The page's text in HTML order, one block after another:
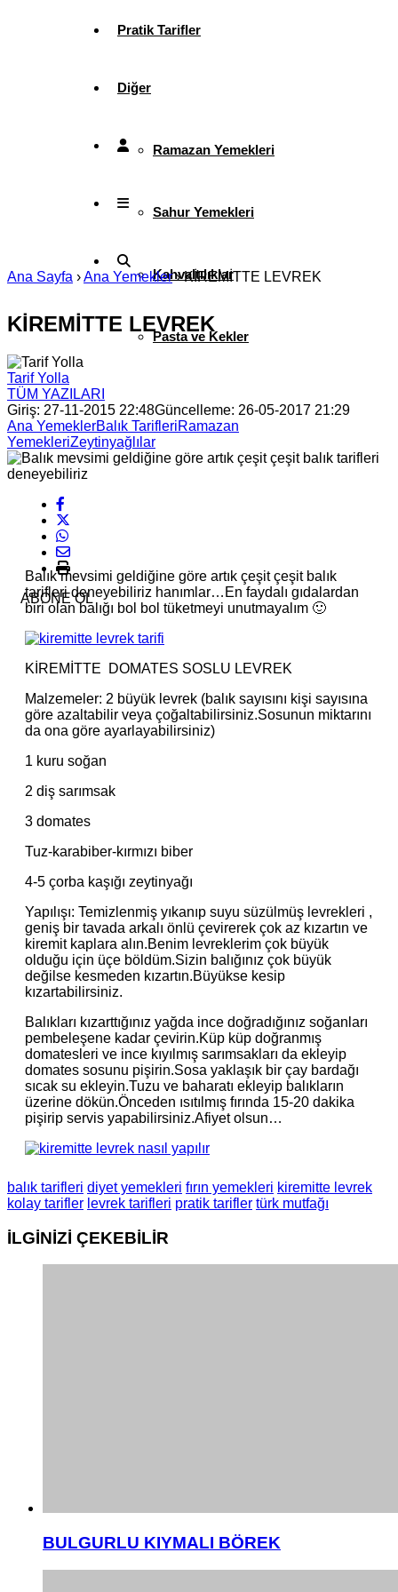
Pratik Tarifler
Diğer
Ramazan Yemekleri
Sahur Yemekleri
Kahvaltılıklar
Pasta ve Kekler
Ana Sayfa ›Ana Yemekler›KİREMİTTE LEVREK
KİREMİTTE LEVREK
Tarif Yolla
TÜM YAZILARI
Giriş: 27-11-2015 22:48Güncelleme: 26-05-2017 21:29
Ana YemeklerBalık TarifleriRamazan
YemekleriZeytinyağlılar
ABONE OL
Balık mevsimi geldiğine göre artık çeşit çeşit balık
tarifleri deneyebiliriz hanımlar…En faydalı gıdalardan
biri olan balığı bol bol tüketmeyi unutmayalım 🙂
KİREMİTTE DOMATES SOSLU LEVREK
Malzemeler: 2 büyük levrek (balık sayısını kişi sayısına
göre azaltabilir veya çoğaltabilirsiniz.Sosunun miktarını
da ona göre ayarlayabilirsiniz)
1 kuru soğan
2 diş sarımsak
3 domates
Tuz-karabiber-kırmızı biber
4-5 çorba kaşığı zeytinyağı
Yapılışı: Temizlenmiş yıkanıp suyu süzülmüş levrekleri ,
geniş bir tavada arkalı önlü çevirerek çok az kızartın ve
kiremit kaplara alın.Benim levreklerim çok büyük
olduğu için üçe böldüm.Sizin balığınız çok büyük
değilse kesmeden kızartın.Büyükse kesip
kızartabilirsiniz.
Balıkları kızarttığınız yağda ince doğradığınız soğanları
pembeleşene kadar çevirin.Küp küp doğranmış
domatesleri ve ince kıyılmış sarımsakları da ekleyip
domates sosunu pişirin.Sosa yaklaşık bir çay bardağı
sıcak su ekleyin.Tuzu ve baharatı ekleyip balıkların
üzerine dökün.Önceden ısıtılmış fırında 15-20 dakika
pişirip servis yapabilirsiniz.Afiyet olsun…
balık tarifleri diyet yemekleri fırın yemekleri kiremitte levrek
kolay tarifler levrek tarifleri pratik tarifler türk mutfağı
İLGİNİZİ ÇEKEBİLİR
BULGURLU KIYMALI BÖREK